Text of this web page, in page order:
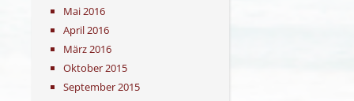
Mai 2016
April 2016
März 2016
Oktober 2015
September 2015